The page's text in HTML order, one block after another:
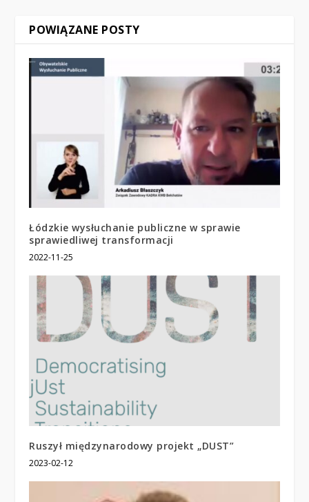
POWIĄZANE POSTY
Łódzkie wysłuchanie publiczne w sprawie
sprawiedliwej transformacji
2022-11-25
Ruszył międzynarodowy projekt „DUST”
2023-02-12